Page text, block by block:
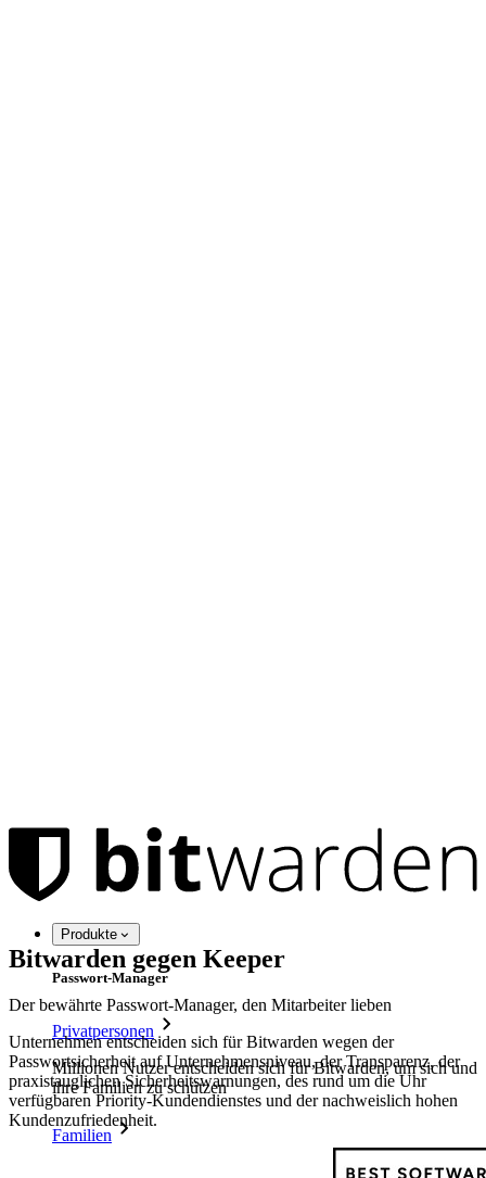
Produkte
Passwort-Manager
Privatpersonen
Millionen Nutzer entscheiden sich für Bitwarden, um sich und
ihre Familien zu schützen
Familien
Bitwarden gegen Keeper
Der bewährte Passwort-Manager, den Mitarbeiter lieben
Unternehmen entscheiden sich für Bitwarden wegen der
Passwortsicherheit auf Unternehmensniveau, der Transparenz, der
praxistauglichen Sicherheitswarnungen, des rund um die Uhr
verfügbaren Priority-Kundendienstes und der nachweislich hohen
Kundenzufriedenheit.